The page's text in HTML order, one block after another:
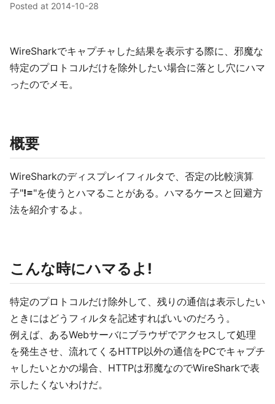
Posted at 2014-10-28
WireSharkでキャプチャした結果を表示する際に、邪魔な
特定のプロトコルだけを除外したい場合に落とし穴にハマ
ったのでメモ。
概要
WireSharkのディスプレイフィルタで、否定の比較演算
子"!="を使うとハマることがある。ハマるケースと回避方
法を紹介するよ。
こんな時にハマるよ!
特定のプロトコルだけ除外して、残りの通信は表示したい
ときにはどうフィルタを記述すればいいのだろう。
例えば、あるWebサーバにブラウザでアクセスして処理
を発生させ、流れてくるHTTP以外の通信をPCでキャプチ
ャしたいとかの場合、HTTPは邪魔なのでWireSharkで表
示したくないわけだ。